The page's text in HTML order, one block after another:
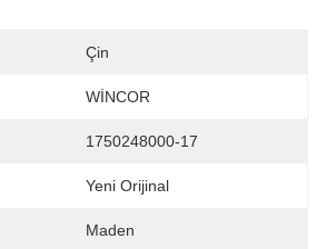
Çin
WİNCOR
1750248000-17
Yeni Orijinal
Maden